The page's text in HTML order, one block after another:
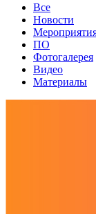
Все
Новости
ПО
Фотогалерея
Видео
Материалы